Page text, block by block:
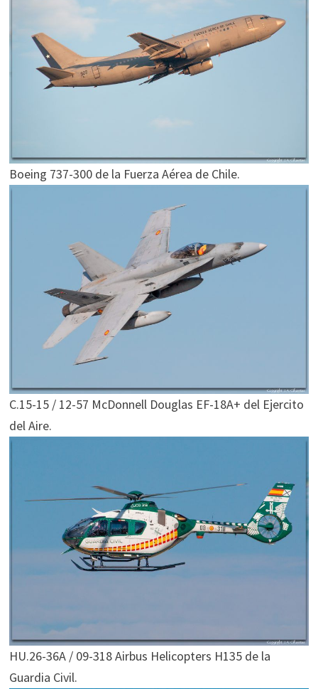
Boeing 737-300 de la Fuerza Aérea de Chile.
C.15-15 / 12-57 McDonnell Douglas EF-18A+ del Ejercito
del Aire.
HU.26-36A / 09-318 Airbus Helicopters H135 de la
Guardia Civil.